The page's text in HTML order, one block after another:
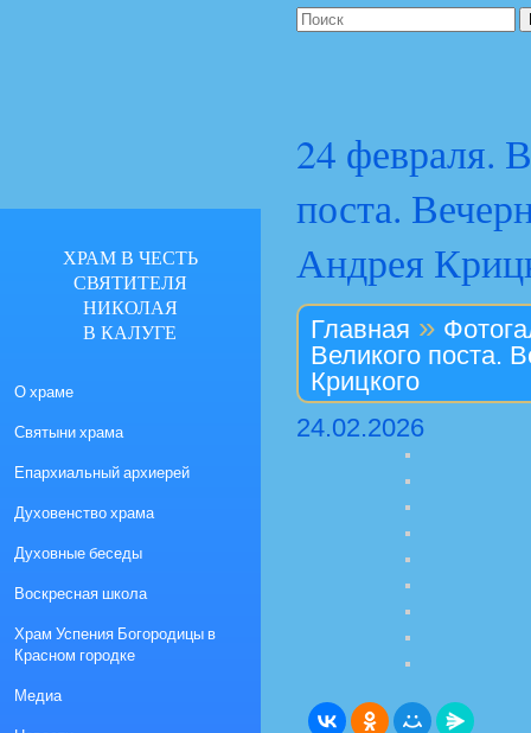
24 февраля.
поста.
Андрея
Главная »
Великого поста.
Крицкого
24.02.2026
ХРАМ В ЧЕСТЬ
СВЯТИТЕЛЯ
НИКОЛАЯ
В КАЛУГЕ
О храме
Святыни храма
Епархиальный архиерей
Духовенство храма
Духовные беседы
Воскресная школа
Храм Успения Богородицы в
Красном городке
Медиа